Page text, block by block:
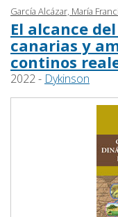
García Alcázar, María
El alcance
canarias y
continos
2022 - Dykinson